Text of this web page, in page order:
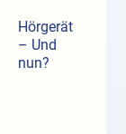
Hörgerät
– Und
nun?